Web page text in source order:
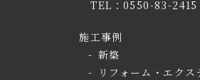
TEL： 0550-83-2415
施工事例
新築
リフォーム・エクス